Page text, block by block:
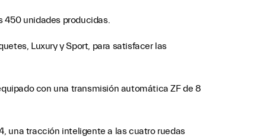
450 unidades producidas.
Luxury y Sport, para satisfacer las
con una transmisión automática ZF de 8
una tracción inteligente a las cuatro ruedas